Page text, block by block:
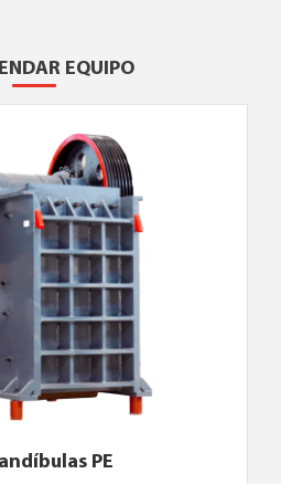
EQUIPO
PE